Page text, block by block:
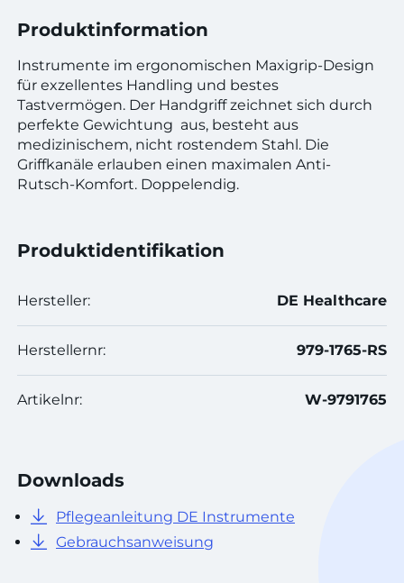
Produktinformation
Instrumente im ergonomischen Maxigrip-Design
für exzellentes Handling und bestes
Tastvermögen. Der Handgriff zeichnet sich durch
perfekte Gewichtung aus, besteht aus
medizinischem, nicht rostendem Stahl. Die
Griffkanäle erlauben einen maximalen Anti-
Rutsch-Komfort. Doppelendig.
Produktidentifikation
Hersteller: DE Healthcare
Herstellernr: 979-1765-RS
Artikelnr: W-9791765
Downloads
Pflegeanleitung DE Instrumente
Gebrauchsanweisung